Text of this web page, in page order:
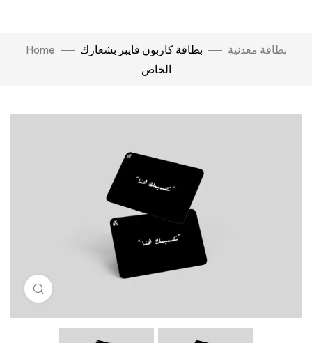
Home بطاقة معدنية
بطاقة كاربون فايبر بشعارك
الخاص